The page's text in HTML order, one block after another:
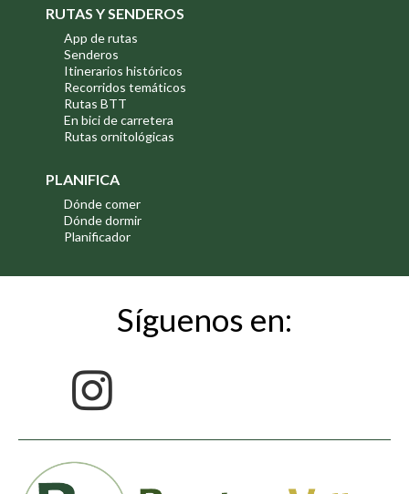
RUTAS Y SENDEROS
App de rutas
Senderos
Itinerarios históricos
Recorridos temáticos
Rutas BTT
En bici de carretera
Rutas ornitológicas
PLANIFICA
Dónde comer
Dónde dormir
Planificador
Síguenos en: